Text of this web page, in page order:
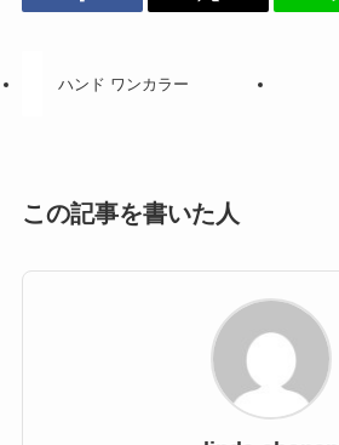
ハンド ワンカラー
この記事を書いた人